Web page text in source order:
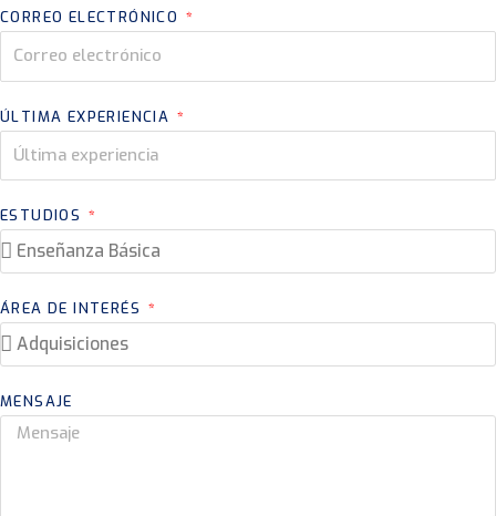
CORREO ELECTRÓNICO
ÚLTIMA EXPERIENCIA
ESTUDIOS
ÁREA DE INTERÉS
MENSAJE